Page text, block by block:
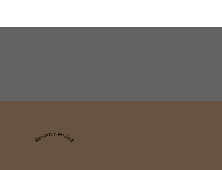
Recommended